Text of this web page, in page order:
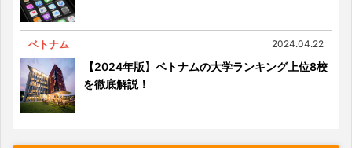
ベトナム 2024.04.22
【2024年版】ベトナムの大学ランキング上位8校
を徹底解説！